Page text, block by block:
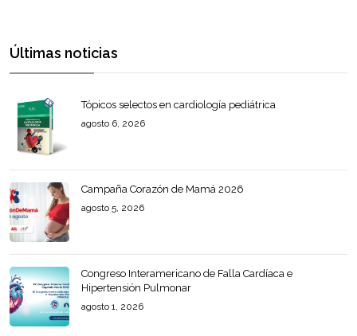
Últimas noticias
Tópicos selectos en cardiología pediátrica
agosto 6, 2026
Campaña Corazón de Mamá 2026
agosto 5, 2026
Congreso Interamericano de Falla Cardíaca e
Hipertensión Pulmonar
agosto 1, 2026